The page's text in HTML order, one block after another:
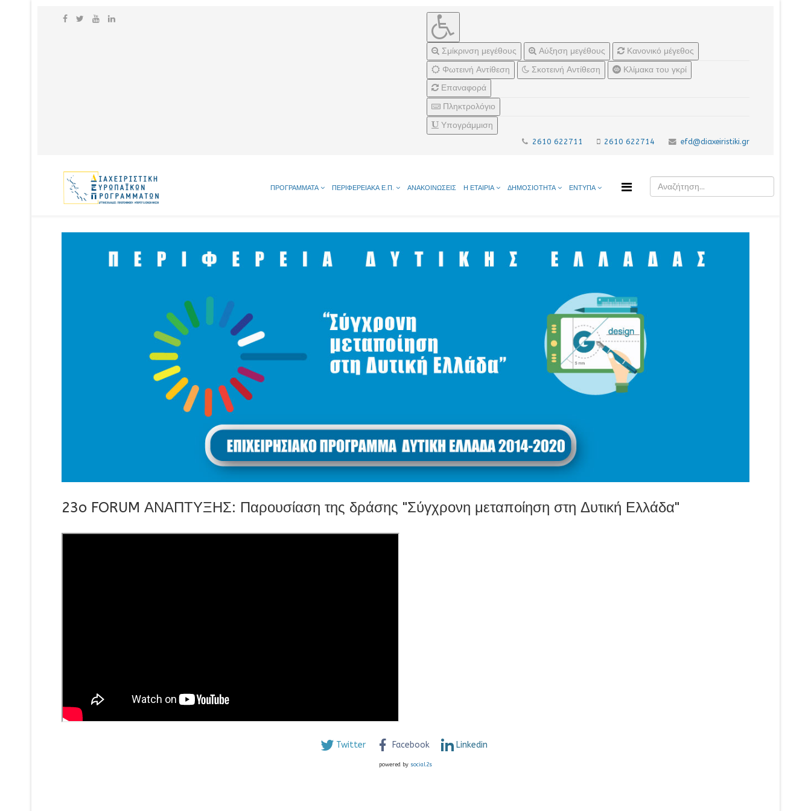
Σμίκρινση μεγέθους Αύξηση μεγέθους
Κανονικό μέγεθος
Φωτεινή Αντίθεση
Σκοτεινή Αντίθεση
Κλίμακα του γκρί
Επαναφορά
Πληκτρολόγιο
Υπογράμμιση
2610 622711 2610 622714 efd@diaxeiristiki.gr
ΠΡΟΓΡΑΜΜΑΤΑ ΠΕΡΙΦΕΡΕΙΑΚΑ Ε.Π. ΑΝΑΚΟΙΝΩΣΕΙΣ Η ΕΤΑΙΡΙΑ ΔΗΜΟΣΙΟΤΗΤΑ ΕΝΤΥΠΑ
23o FORUM ΑΝΑΠΤΥΞΗΣ: Παρουσίαση της δράσης "Σύγχρονη μεταποίηση στη Δυτική Ελλάδα"
Twitter Facebook Linkedin
powered by social2s